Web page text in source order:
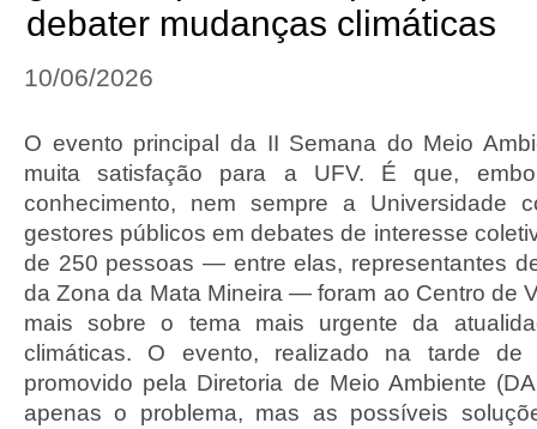
debater mudanças climáticas
10/06/2026
O evento principal da II Semana do Meio
muita satisfação para a UFV. É que,
conhecimento, nem sempre a Universidade
gestores públicos em debates de interesse
de 250 pessoas — entre elas, representantes
da Zona da Mata Mineira — foram ao Centro de
mais sobre o tema mais urgente da
climáticas. O evento, realizado na tarde de
promovido pela Diretoria de Meio Ambiente
apenas o problema, mas as possíveis